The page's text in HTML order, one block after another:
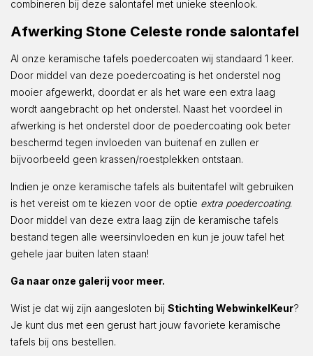
combineren bij deze salontafel met unieke steenlook.
Afwerking Stone Celeste ronde salontafel
Al onze keramische tafels poedercoaten wij standaard 1 keer.
Door middel van deze poedercoating is het onderstel nog
mooier afgewerkt, doordat er als het ware een extra laag
wordt aangebracht op het onderstel. Naast het voordeel in
afwerking is het onderstel door de poedercoating ook beter
beschermd tegen invloeden van buitenaf en zullen er
bijvoorbeeld geen krassen/roestplekken ontstaan.
Indien je onze keramische tafels als buitentafel wilt gebruiken
is het vereist om te kiezen voor de optie extra poedercoating.
Door middel van deze extra laag zijn de keramische tafels
bestand tegen alle weersinvloeden en kun je jouw tafel het
gehele jaar buiten laten staan!
Ga naar onze galerij voor meer.
Wist je dat wij zijn aangesloten bij Stichting WebwinkelKeur?
Je kunt dus met een gerust hart jouw favoriete keramische
tafels bij ons bestellen.